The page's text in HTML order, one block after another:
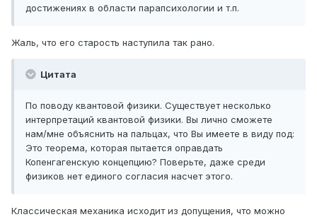
достижениях в области парапсихологии и т.п.
Жаль, что его старость наступила так рано.
Цитата
По поводу квантовой физики. Существует несколько
интерпретаций квантовой физики. Вы лично сможете
нам/мне объяснить на пальцах, что Вы имеете в виду под:
Это теорема, которая пытается оправдать
Копенгагенскую концепцию? Поверьте, даже среди
физиков нет единого согласия насчет этого.
Классическая механика исходит из допущения, что можно